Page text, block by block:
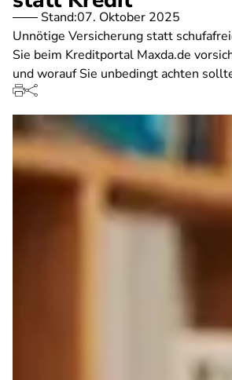
Stand:07. Oktober 2025
Unnötige Versicherung statt
Sie beim Kreditportal Maxda.de
und worauf Sie unbedingt achten